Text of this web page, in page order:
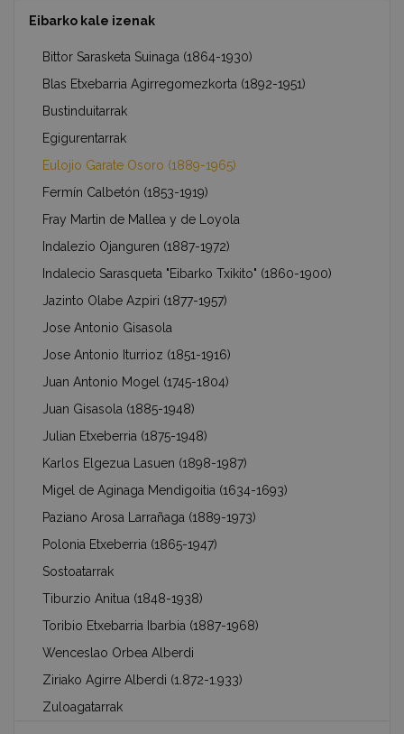
Eibarko kale izenak
Bittor Sarasketa Suinaga (1864-1930)
Blas Etxebarria Agirregomezkorta (1892-1951)
Bustinduitarrak
Egigurentarrak
Eulojio Garate Osoro (1889-1965)
Fermín Calbetón (1853-1919)
Fray Martin de Mallea y de Loyola
Indalezio Ojanguren (1887-1972)
Indalecio Sarasqueta "Eibarko Txikito" (1860-1900)
Jazinto Olabe Azpiri (1877-1957)
Jose Antonio Gisasola
Jose Antonio Iturrioz (1851-1916)
Juan Antonio Mogel (1745-1804)
Juan Gisasola (1885-1948)
Julian Etxeberria (1875-1948)
Karlos Elgezua Lasuen (1898-1987)
Migel de Aginaga Mendigoitia (1634-1693)
Paziano Arosa Larrañaga (1889-1973)
Polonia Etxeberria (1865-1947)
Sostoatarrak
Tiburzio Anitua (1848-1938)
Toribio Etxebarria Ibarbia (1887-1968)
Wenceslao Orbea Alberdi
Ziriako Agirre Alberdi (1.872-1.933)
Zuloagatarrak